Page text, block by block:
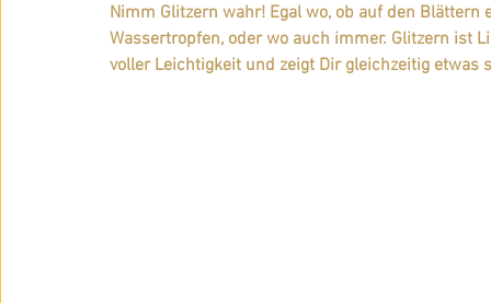
Nimm Glitzern wahr! Egal wo, ob auf den
Wassertropfen, oder wo auch immer. Glitzern ist
voller Leichtigkeit und zeigt Dir gleichzeitig etwas